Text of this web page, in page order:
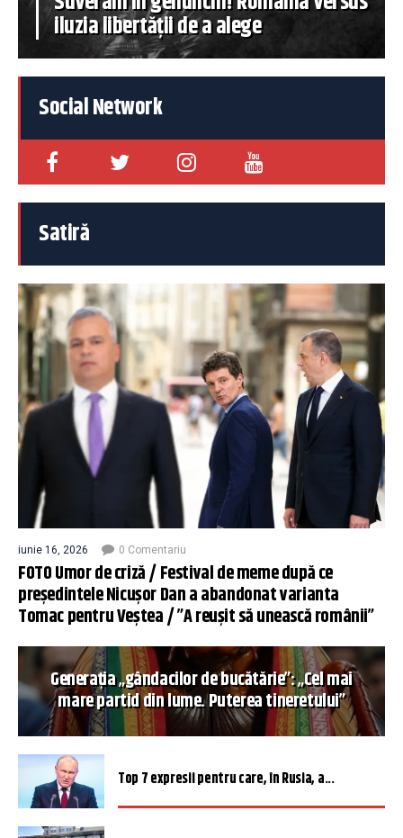
iluzia libertății de a alege
Social Network
Satiră
iunie 16, 2026 0 Comentariu
FOTO Umor de criză / Festival de meme după ce
președintele Nicușor Dan a abandonat varianta
Tomac pentru Veștea / ”A reușit să unească românii”
Generația „gândacilor de bucătărie”: „Cel mai
mare partid din lume. Puterea tineretului”
Top 7 expresii pentru care, în Rusia, a...